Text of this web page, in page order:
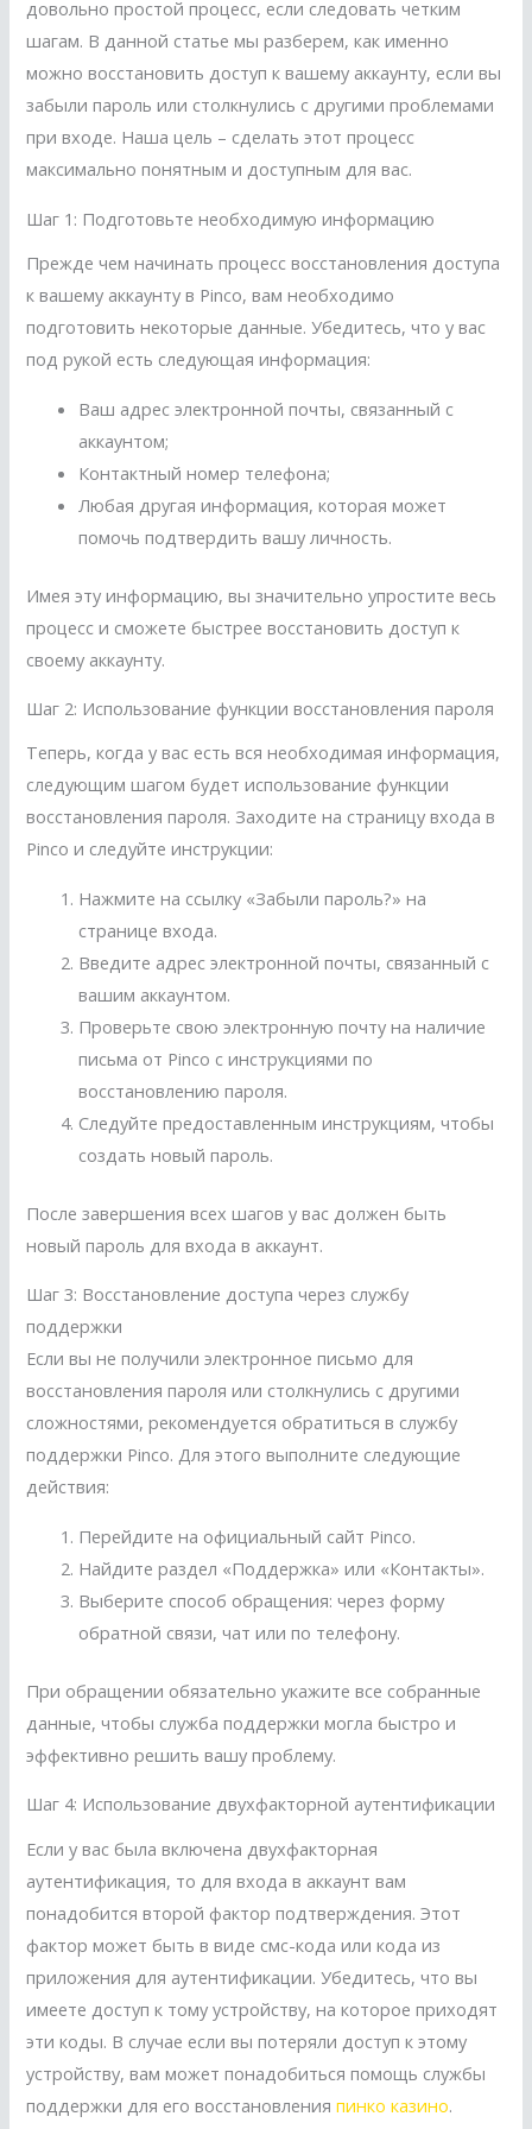
довольно простой процесс, если следовать четким
шагам. В данной статье мы разберем, как именно
можно восстановить доступ к вашему аккаунту, если вы
забыли пароль или столкнулись с другими проблемами
при входе. Наша цель – сделать этот процесс
максимально понятным и доступным для вас.
Шаг 1: Подготовьте необходимую информацию
Прежде чем начинать процесс восстановления доступа
к вашему аккаунту в Pinco, вам необходимо
подготовить некоторые данные. Убедитесь, что у вас
под рукой есть следующая информация:
Ваш адрес электронной почты, связанный с
аккаунтом;
Контактный номер телефона;
Любая другая информация, которая может
помочь подтвердить вашу личность.
Имея эту информацию, вы значительно упростите весь
процесс и сможете быстрее восстановить доступ к
своему аккаунту.
Шаг 2: Использование функции восстановления пароля
Теперь, когда у вас есть вся необходимая информация,
следующим шагом будет использование функции
восстановления пароля. Заходите на страницу входа в
Pinco и следуйте инструкции:
Нажмите на ссылку «Забыли пароль?» на
странице входа.
Введите адрес электронной почты, связанный с
вашим аккаунтом.
Проверьте свою электронную почту на наличие
письма от Pinco с инструкциями по
восстановлению пароля.
Следуйте предоставленным инструкциям, чтобы
создать новый пароль.
После завершения всех шагов у вас должен быть
новый пароль для входа в аккаунт.
Шаг 3: Восстановление доступа через службу
поддержки
Если вы не получили электронное письмо для
восстановления пароля или столкнулись с другими
сложностями, рекомендуется обратиться в службу
поддержки Pinco. Для этого выполните следующие
действия:
Перейдите на официальный сайт Pinco.
Найдите раздел «Поддержка» или «Контакты».
Выберите способ обращения: через форму
обратной связи, чат или по телефону.
При обращении обязательно укажите все собранные
данные, чтобы служба поддержки могла быстро и
эффективно решить вашу проблему.
Шаг 4: Использование двухфакторной аутентификации
Если у вас была включена двухфакторная
аутентификация, то для входа в аккаунт вам
понадобится второй фактор подтверждения. Этот
фактор может быть в виде смс-кода или кода из
приложения для аутентификации. Убедитесь, что вы
имеете доступ к тому устройству, на которое приходят
эти коды. В случае если вы потеряли доступ к этому
устройству, вам может понадобиться помощь службы
поддержки для его восстановленияпинко казино.